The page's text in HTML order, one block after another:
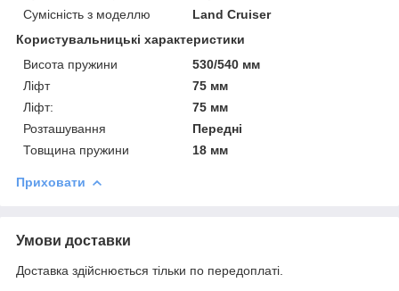
Сумісність з моделлю
Land Cruiser
Користувальницькі характеристики
Висота пружини
530/540 мм
Ліфт
75 мм
Ліфт:
75 мм
Розташування
Передні
Товщина пружини
18 мм
Приховати
Умови доставки
Доставка здійснюється тільки по передоплаті.